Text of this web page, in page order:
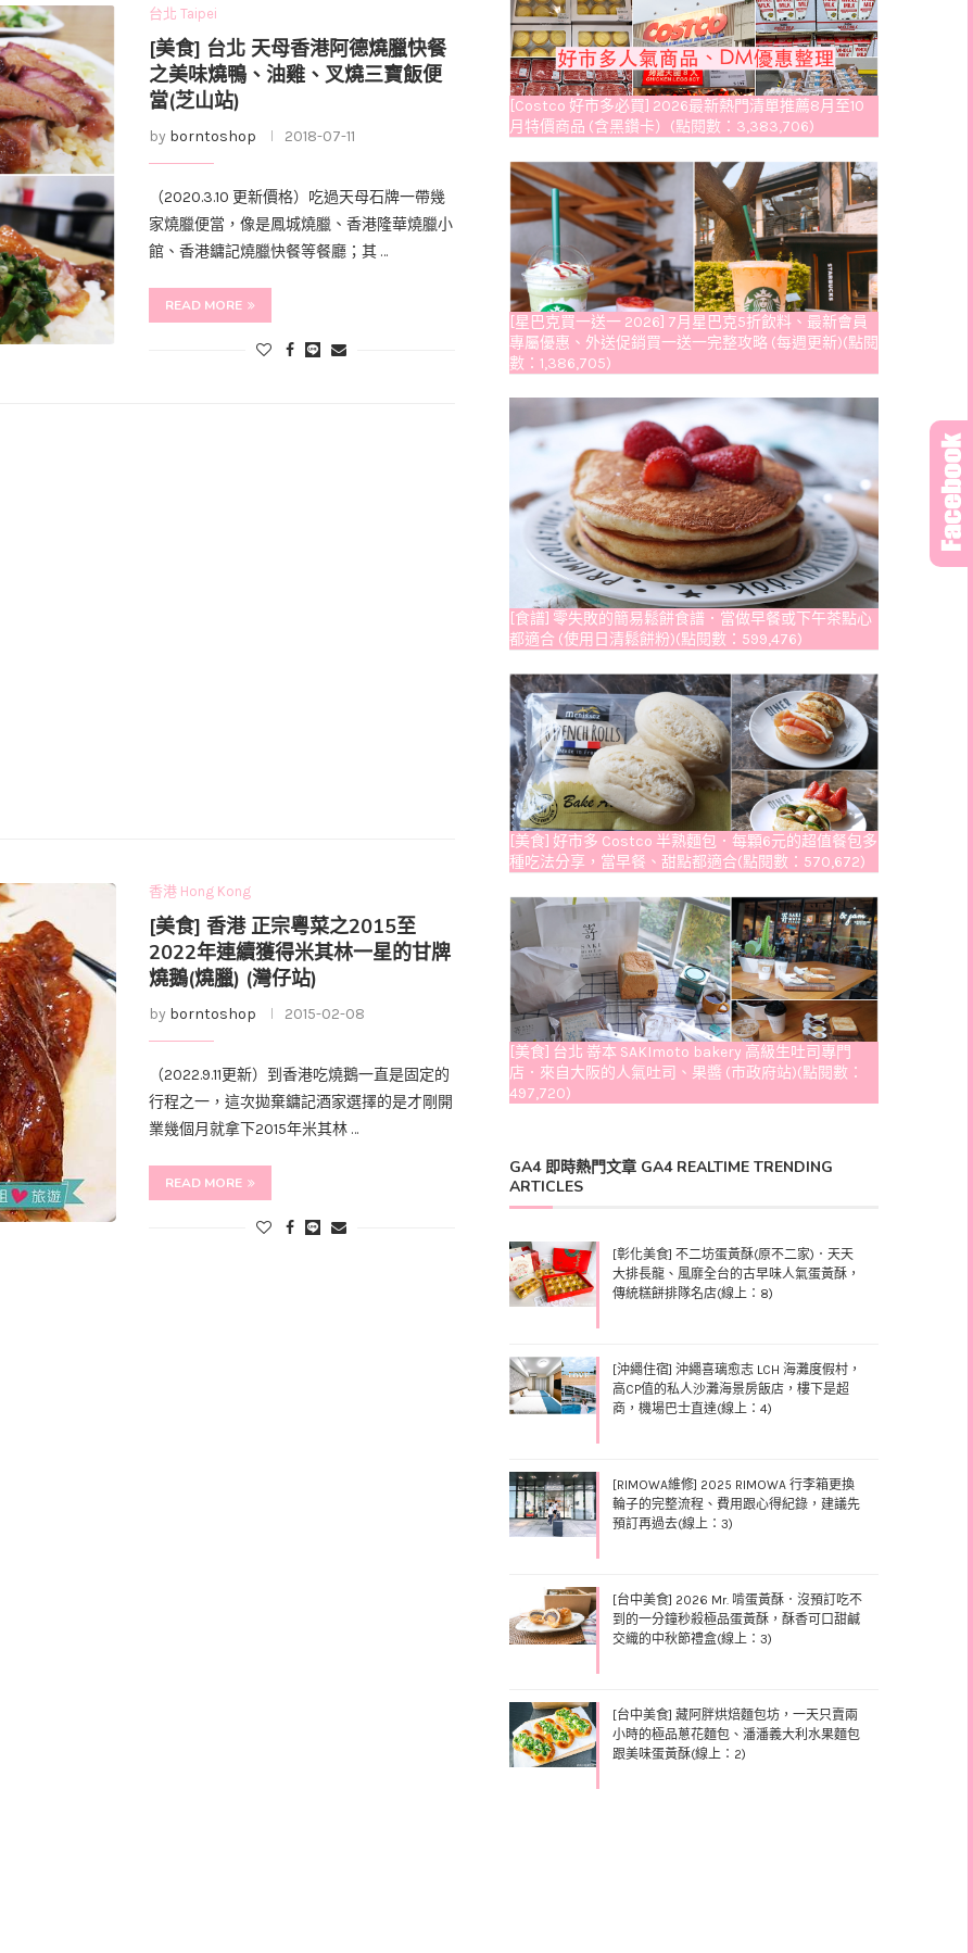
台北 Taipei
[美食] 台北 天母香港阿德燒臘快餐
之美味燒鴨、油雞、叉燒三寶飯便
當(芝山站)
by borntoshop 2018-07-11
（2020.3.10 更新價格）吃過天母石牌一帶幾
家燒臘便當，像是鳳城燒臘、香港隆華燒臘小
館、香港鏞記燒臘快餐等餐廳；其 …
READ MORE
香港 Hong Kong
[美食] 香港 正宗粵菜之2015至
2022年連續獲得米其林一星的甘牌
燒鵝(燒臘) (灣仔站)
by borntoshop 2015-02-08
（2022.9.11更新）到香港吃燒鵝一直是固定的
行程之一，這次拋棄鏞記酒家選擇的是才剛開
業幾個月就拿下2015年米其林 …
READ MORE
[Costco 好市多必買] 2026最新熱門清單推薦8月至10
月特價商品 (含黑鑽卡）(點閱數：3,383,706)
[星巴克買一送一 2026] 7月星巴克5折飲料、最新會員
專屬優惠、外送促銷買一送一完整攻略 (每週更新)(點閱
數：1,386,705)
[食譜] 零失敗的簡易鬆餅食譜．當做早餐或下午茶點心
都適合 (使用日清鬆餅粉)(點閱數：599,476)
[美食] 好市多 Costco 半熟麵包．每顆6元的超值餐包多
種吃法分享，當早餐、甜點都適合(點閱數：570,672)
[美食] 台北 嵜本 SAKImoto bakery 高級生吐司專門
店．來自大阪的人氣吐司、果醬 (市政府站)(點閱數：
497,720)
GA4 即時熱門文章 GA4 REALTIME TRENDING
ARTICLES
[彰化美食] 不二坊蛋黃酥(原不二家)．天天
大排長龍、風靡全台的古早味人氣蛋黃酥，
傳統糕餅排隊名店(線上：8)
[沖繩住宿] 沖繩喜璃愈志 LCH 海灘度假村，
高CP值的私人沙灘海景房飯店，樓下是超
商，機場巴士直達(線上：4)
[RIMOWA維修] 2025 RIMOWA 行李箱更換
輪子的完整流程、費用跟心得紀錄，建議先
預訂再過去(線上：3)
[台中美食] 2026 Mr. 啃蛋黃酥．沒預訂吃不
到的一分鐘秒殺極品蛋黃酥，酥香可口甜鹹
交織的中秋節禮盒(線上：3)
[台中美食] 藏阿胖烘焙麵包坊，一天只賣兩
小時的極品蔥花麵包、潘潘義大利水果麵包
跟美味蛋黃酥(線上：2)